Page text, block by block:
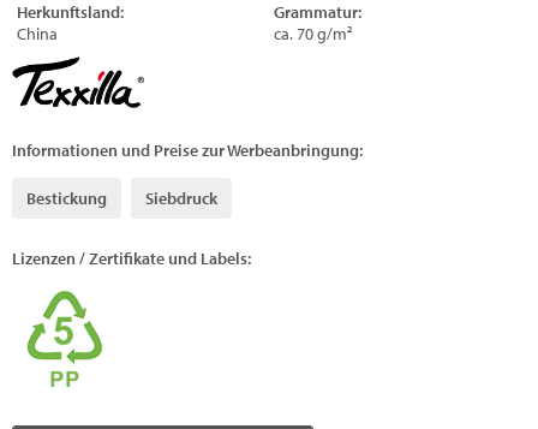
Herkunftsland:
China
Grammatur:
ca. 70 g/m²
Informationen und Preise zur Werbeanbringung:
Bestickung Siebdruck
Lizenzen / Zertifikate und Labels: